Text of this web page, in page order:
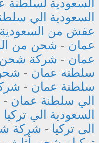
السعودية لسلطنة
السعودية الي
عفش من
عمان - شحن من
عمان - شركة شحن
سلطنة عمان -
سلطنة عمان -
الي سلطنة عمان -
السعودية الي تركيا
الى تركيا - شركة